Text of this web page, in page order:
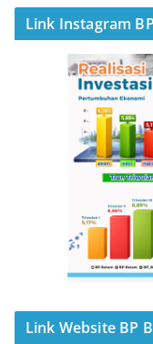
Link Instagram
Link Website BP